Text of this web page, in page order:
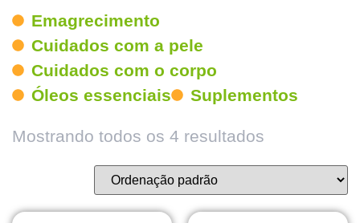
Emagrecimento
Cuidados com a pele
Cuidados com o corpo
Óleos essenciais
Suplementos
Mostrando todos os 4 resultados